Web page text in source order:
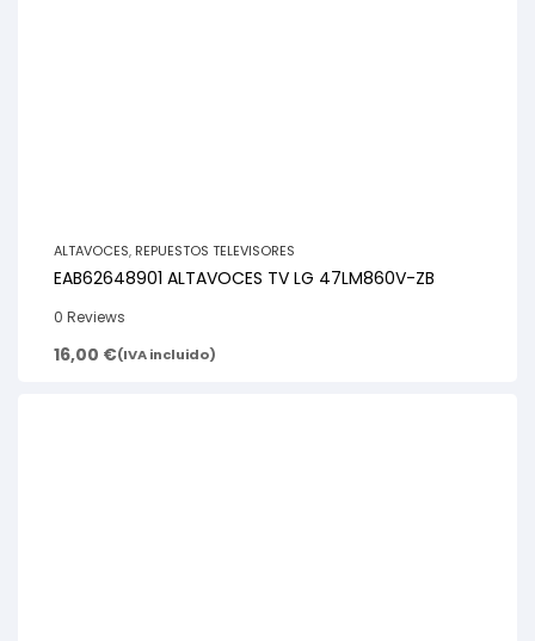
ALTAVOCES, REPUESTOS TELEVISORES
EAB62648901 ALTAVOCES TV LG 47LM860V-ZB
0 Reviews
16,00 €(IVA incluido)